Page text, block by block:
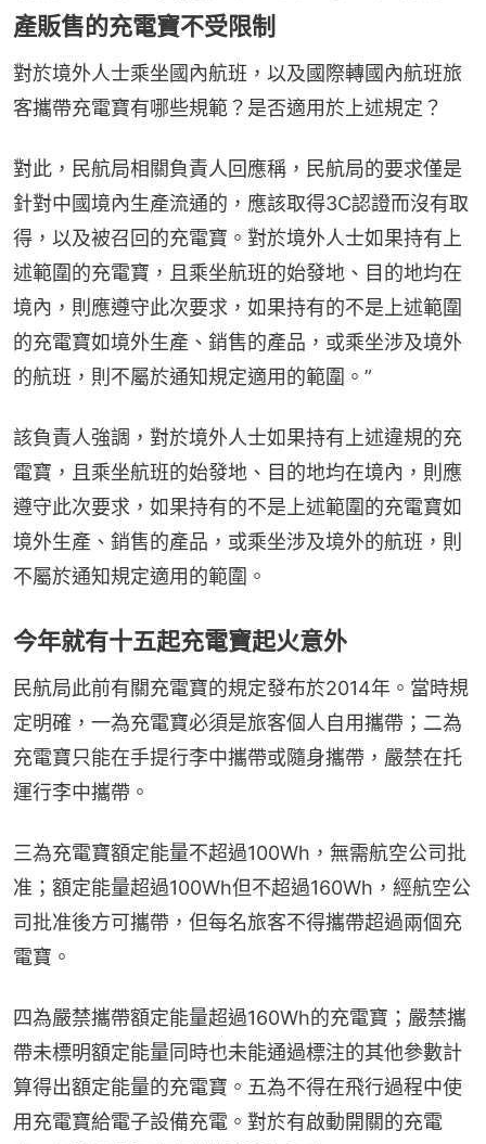
產販售的充電寶不受限制
對於境外人士乘坐國內航班，以及國際轉國內航班旅
客攜帶充電寶有哪些規範？是否適用於上述規定？
對此，民航局相關負責人回應稱，民航局的要求僅是
針對中國境內生產流通的，應該取得3C認證而沒有取
得，以及被召回的充電寶。對於境外人士如果持有上
述範圍的充電寶，且乘坐航班的始發地、目的地均在
境內，則應遵守此次要求，如果持有的不是上述範圍
的充電寶如境外生產、銷售的產品，或乘坐涉及境外
的航班，則不屬於通知規定適用的範圍。”
該負責人強調，對於境外人士如果持有上述違規的充
電寶，且乘坐航班的始發地、目的地均在境內，則應
遵守此次要求，如果持有的不是上述範圍的充電寶如
境外生產、銷售的產品，或乘坐涉及境外的航班，則
不屬於通知規定適用的範圍。
今年就有十五起充電寶起火意外
民航局此前有關充電寶的規定發布於2014年。當時規
定明確，一為充電寶必須是旅客個人自用攜帶；二為
充電寶只能在手提行李中攜帶或隨身攜帶，嚴禁在托
運行李中攜帶。
三為充電寶額定能量不超過100Wh，無需航空公司批
准；額定能量超過100Wh但不超過160Wh，經航空公
司批准後方可攜帶，但每名旅客不得攜帶超過兩個充
電寶。
四為嚴禁攜帶額定能量超過160Wh的充電寶；嚴禁攜
帶未標明額定能量同時也未能通過標注的其他參數計
算得出額定能量的充電寶。五為不得在飛行過程中使
用充電寶給電子設備充電。對於有啟動開關的充電